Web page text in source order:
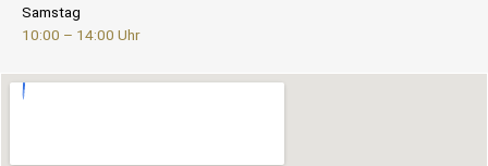
Samstag
10:00 – 14:00 Uhr